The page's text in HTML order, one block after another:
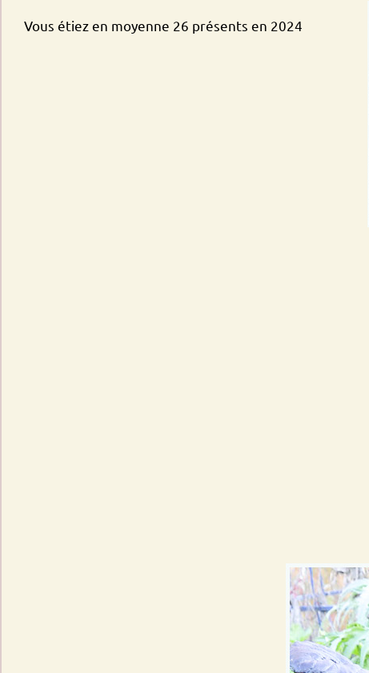
Vous étiez en moyenne 26 présents en 2024